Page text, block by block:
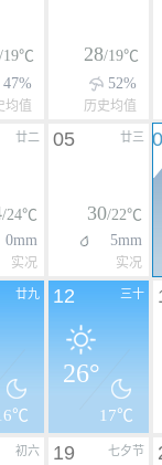
/19℃
47%
均值
28/19℃
52%
历史均值
廿二
/24℃
0mm
实况
廿三
05
30/22℃
5mm
实况
廿九 三十
12
26°
17℃
初六 七夕节
19